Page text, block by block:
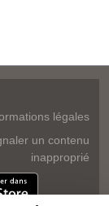
légales
un contenu
inapproprié